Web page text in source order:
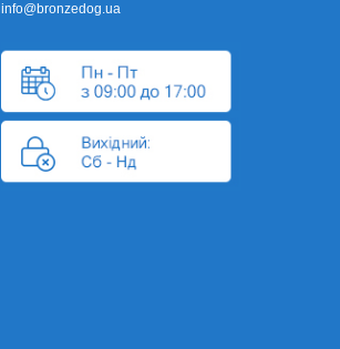
info@bronzedog.ua